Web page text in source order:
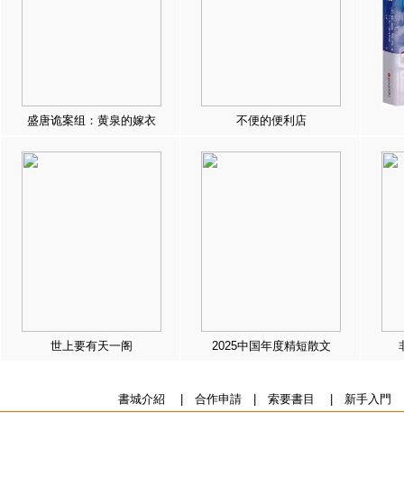
盛唐诡案组：黄泉的嫁衣 不便的便利店
世上要有天一阁 2025中国年度精短散文
書城介紹 合作申請| 索要書目 新手入門